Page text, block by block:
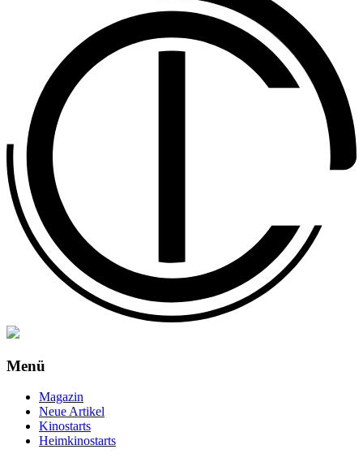
Menü
Magazin
Neue Artikel
Kinostarts
Heimkinostarts